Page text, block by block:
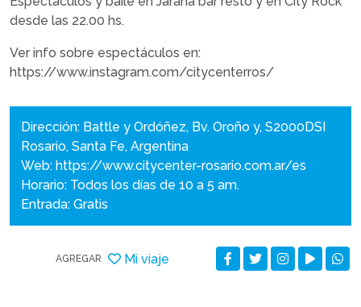
desde las 22.00 hs.
Ver info sobre espectáculos en:
https://www.instagram.com/citycenterros/
Dirección: Battle y Ordóñez, Bv. Oroño y, S2000DSI
Rosario, Santa Fe, Argentina
Web: https://www.citycenter-rosario.com.ar/es
Horario: Todos los días de 10 a 5 am.
Entrada: Gratis
AGREGAR Mi viaje